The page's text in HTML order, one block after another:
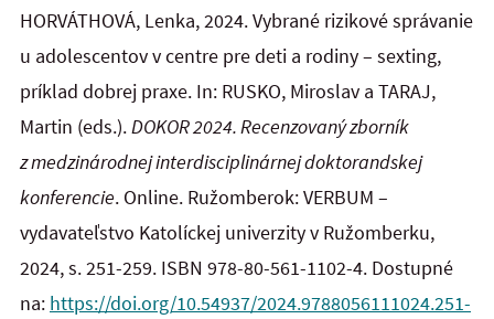
HORVÁTHOVÁ, Lenka, 2024. Vybrané rizikové správanie
u adolescentov v centre pre deti a rodiny – sexting,
príklad dobrej praxe. In: RUSKO, Miroslav a TARAJ,
Martin (eds.).DOKOR 2024.Recenzovaný zborník
z medzinárodnej interdisciplinárnej doktorandskej
konferencie. Online. Ružomberok: VERBUM –
vydavateľstvo Katolíckej univerzity v Ružomberku,
2024, s. 251-259. ISBN 978-80-561-1102-4. Dostupné
na: https://doi.org/10.54937/2024.9788056111024.251-